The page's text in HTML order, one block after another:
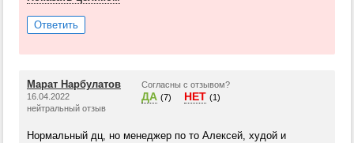
Ответить
Марат Нарбулатов
16.04.2022
нейтральный отзыв
Согласны с отзывом?
ДА (7) НЕТ (1)
Нормальный дц, но менеджер по то Алексей, худой и